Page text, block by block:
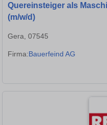
Quereinsteiger als
(m/w/d)
Gera, 07545
Firma:Bauerfeind AG